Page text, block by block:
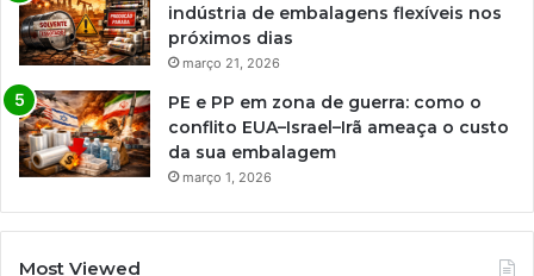
indústria de embalagens flexíveis nos
próximos dias
março 21, 2026
PE e PP em zona de guerra: como o
conflito EUA–Israel–Irã ameaça o custo
da sua embalagem
março 1, 2026
Most Viewed